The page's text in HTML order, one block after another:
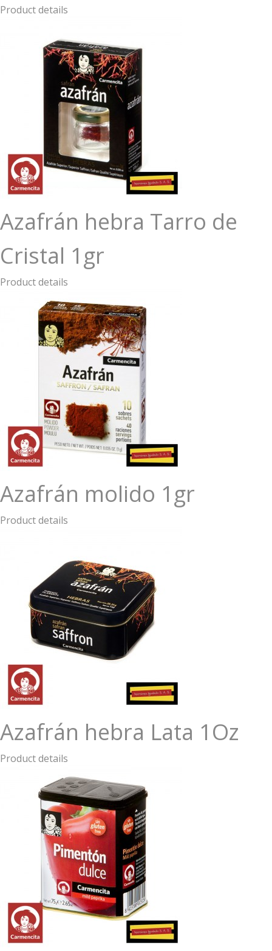
Product details
Azafrán hebra Tarro de
Cristal 1gr
Product details
Azafrán molido 1gr
Product details
Azafrán hebra Lata 1Oz
Product details